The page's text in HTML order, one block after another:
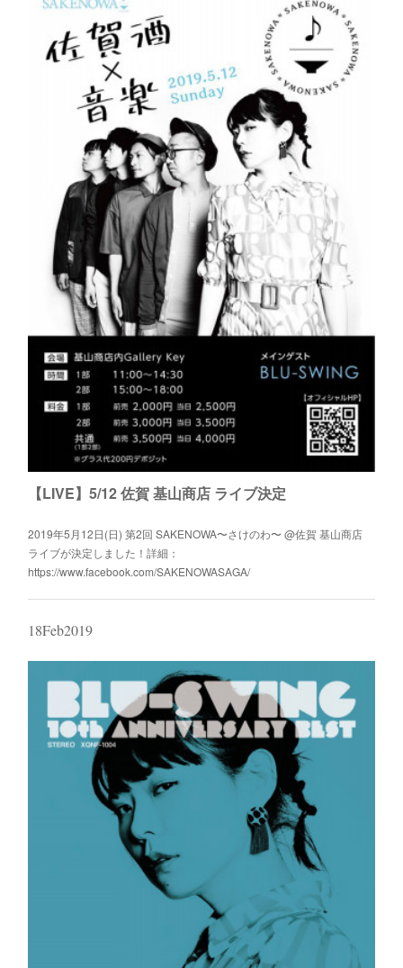
【LIVE】5/11 福岡 舞鶴公園 ライブ決定
2019年5月11日（土）GLASSY MUSIC FUKUOKA 2019 5TH
ANNIVERSARY @舞鶴公園 鴻臚館広場（福岡）ライブが決定しまし
た！詳細：http://glassymusic.com/
【LIVE】5/12 佐賀 基山商店 ライブ決定
2019年5月12日(日) 第2回 SAKENOWA〜さけのわ〜 @佐賀 基山商店
ライブが決定しました！詳細：
https://www.facebook.com/SAKENOWASAGA/
18Feb2019